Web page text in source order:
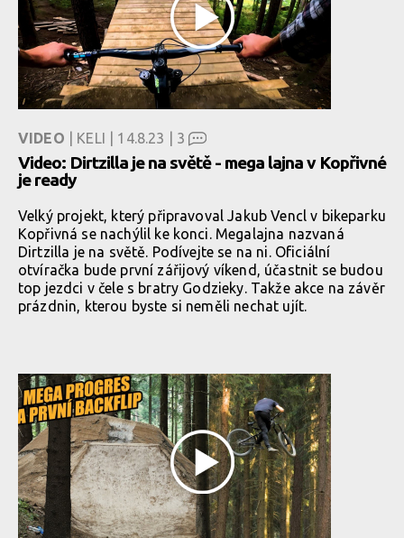
VIDEO | KELI | 14.8.23 | 3
Video: Dirtzilla je na světě - mega lajna v Kopřivné
je ready
Velký projekt, který připravoval Jakub Vencl v bikeparku
Kopřivná se nachýlil ke konci. Megalajna nazvaná
Dirtzilla je na světě. Podívejte se na ni. Oficiální
otvíračka bude první zářijový víkend, účastnit se budou
top jezdci v čele s bratry Godzieky. Takže akce na závěr
prázdnin, kterou byste si neměli nechat ujít.